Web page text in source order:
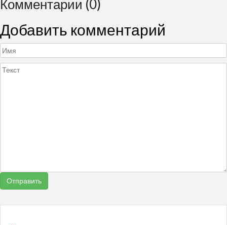
Комментарии (0)
Добавить комментарий